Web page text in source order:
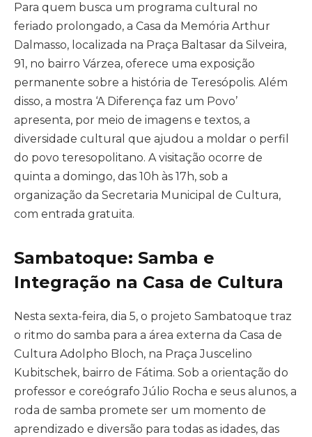
Para quem busca um programa cultural no
feriado prolongado, a Casa da Memória Arthur
Dalmasso, localizada na Praça Baltasar da Silveira,
91, no bairro Várzea, oferece uma exposição
permanente sobre a história de Teresópolis. Além
disso, a mostra ‘A Diferença faz um Povo’
apresenta, por meio de imagens e textos, a
diversidade cultural que ajudou a moldar o perfil
do povo teresopolitano. A visitação ocorre de
quinta a domingo, das 10h às 17h, sob a
organização da Secretaria Municipal de Cultura,
com entrada gratuita.
Sambatoque: Samba e
Integração na Casa de Cultura
Nesta sexta-feira, dia 5, o projeto Sambatoque traz
o ritmo do samba para a área externa da Casa de
Cultura Adolpho Bloch, na Praça Juscelino
Kubitschek, bairro de Fátima. Sob a orientação do
professor e coreógrafo Júlio Rocha e seus alunos, a
roda de samba promete ser um momento de
aprendizado e diversão para todas as idades, das